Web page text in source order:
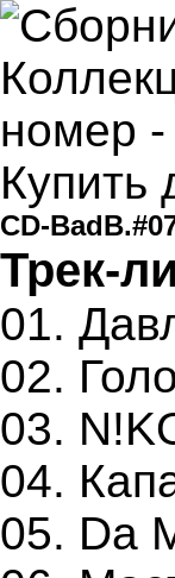
Купить
CD-
Трек-
01.
02.
03.
04.
05. Da